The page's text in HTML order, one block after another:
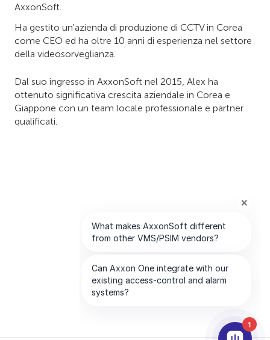
AxxonSoft.
Ha gestito un'azienda di produzione di CCTV in Corea
come CEO ed ha oltre 10 anni di esperienza nel settore
della videosorveglianza.
Dal suo ingresso in AxxonSoft nel 2015, Alex ha
ottenuto significativa crescita aziendale in Corea e
Giappone con un team locale professionale e partner
qualificati.
1